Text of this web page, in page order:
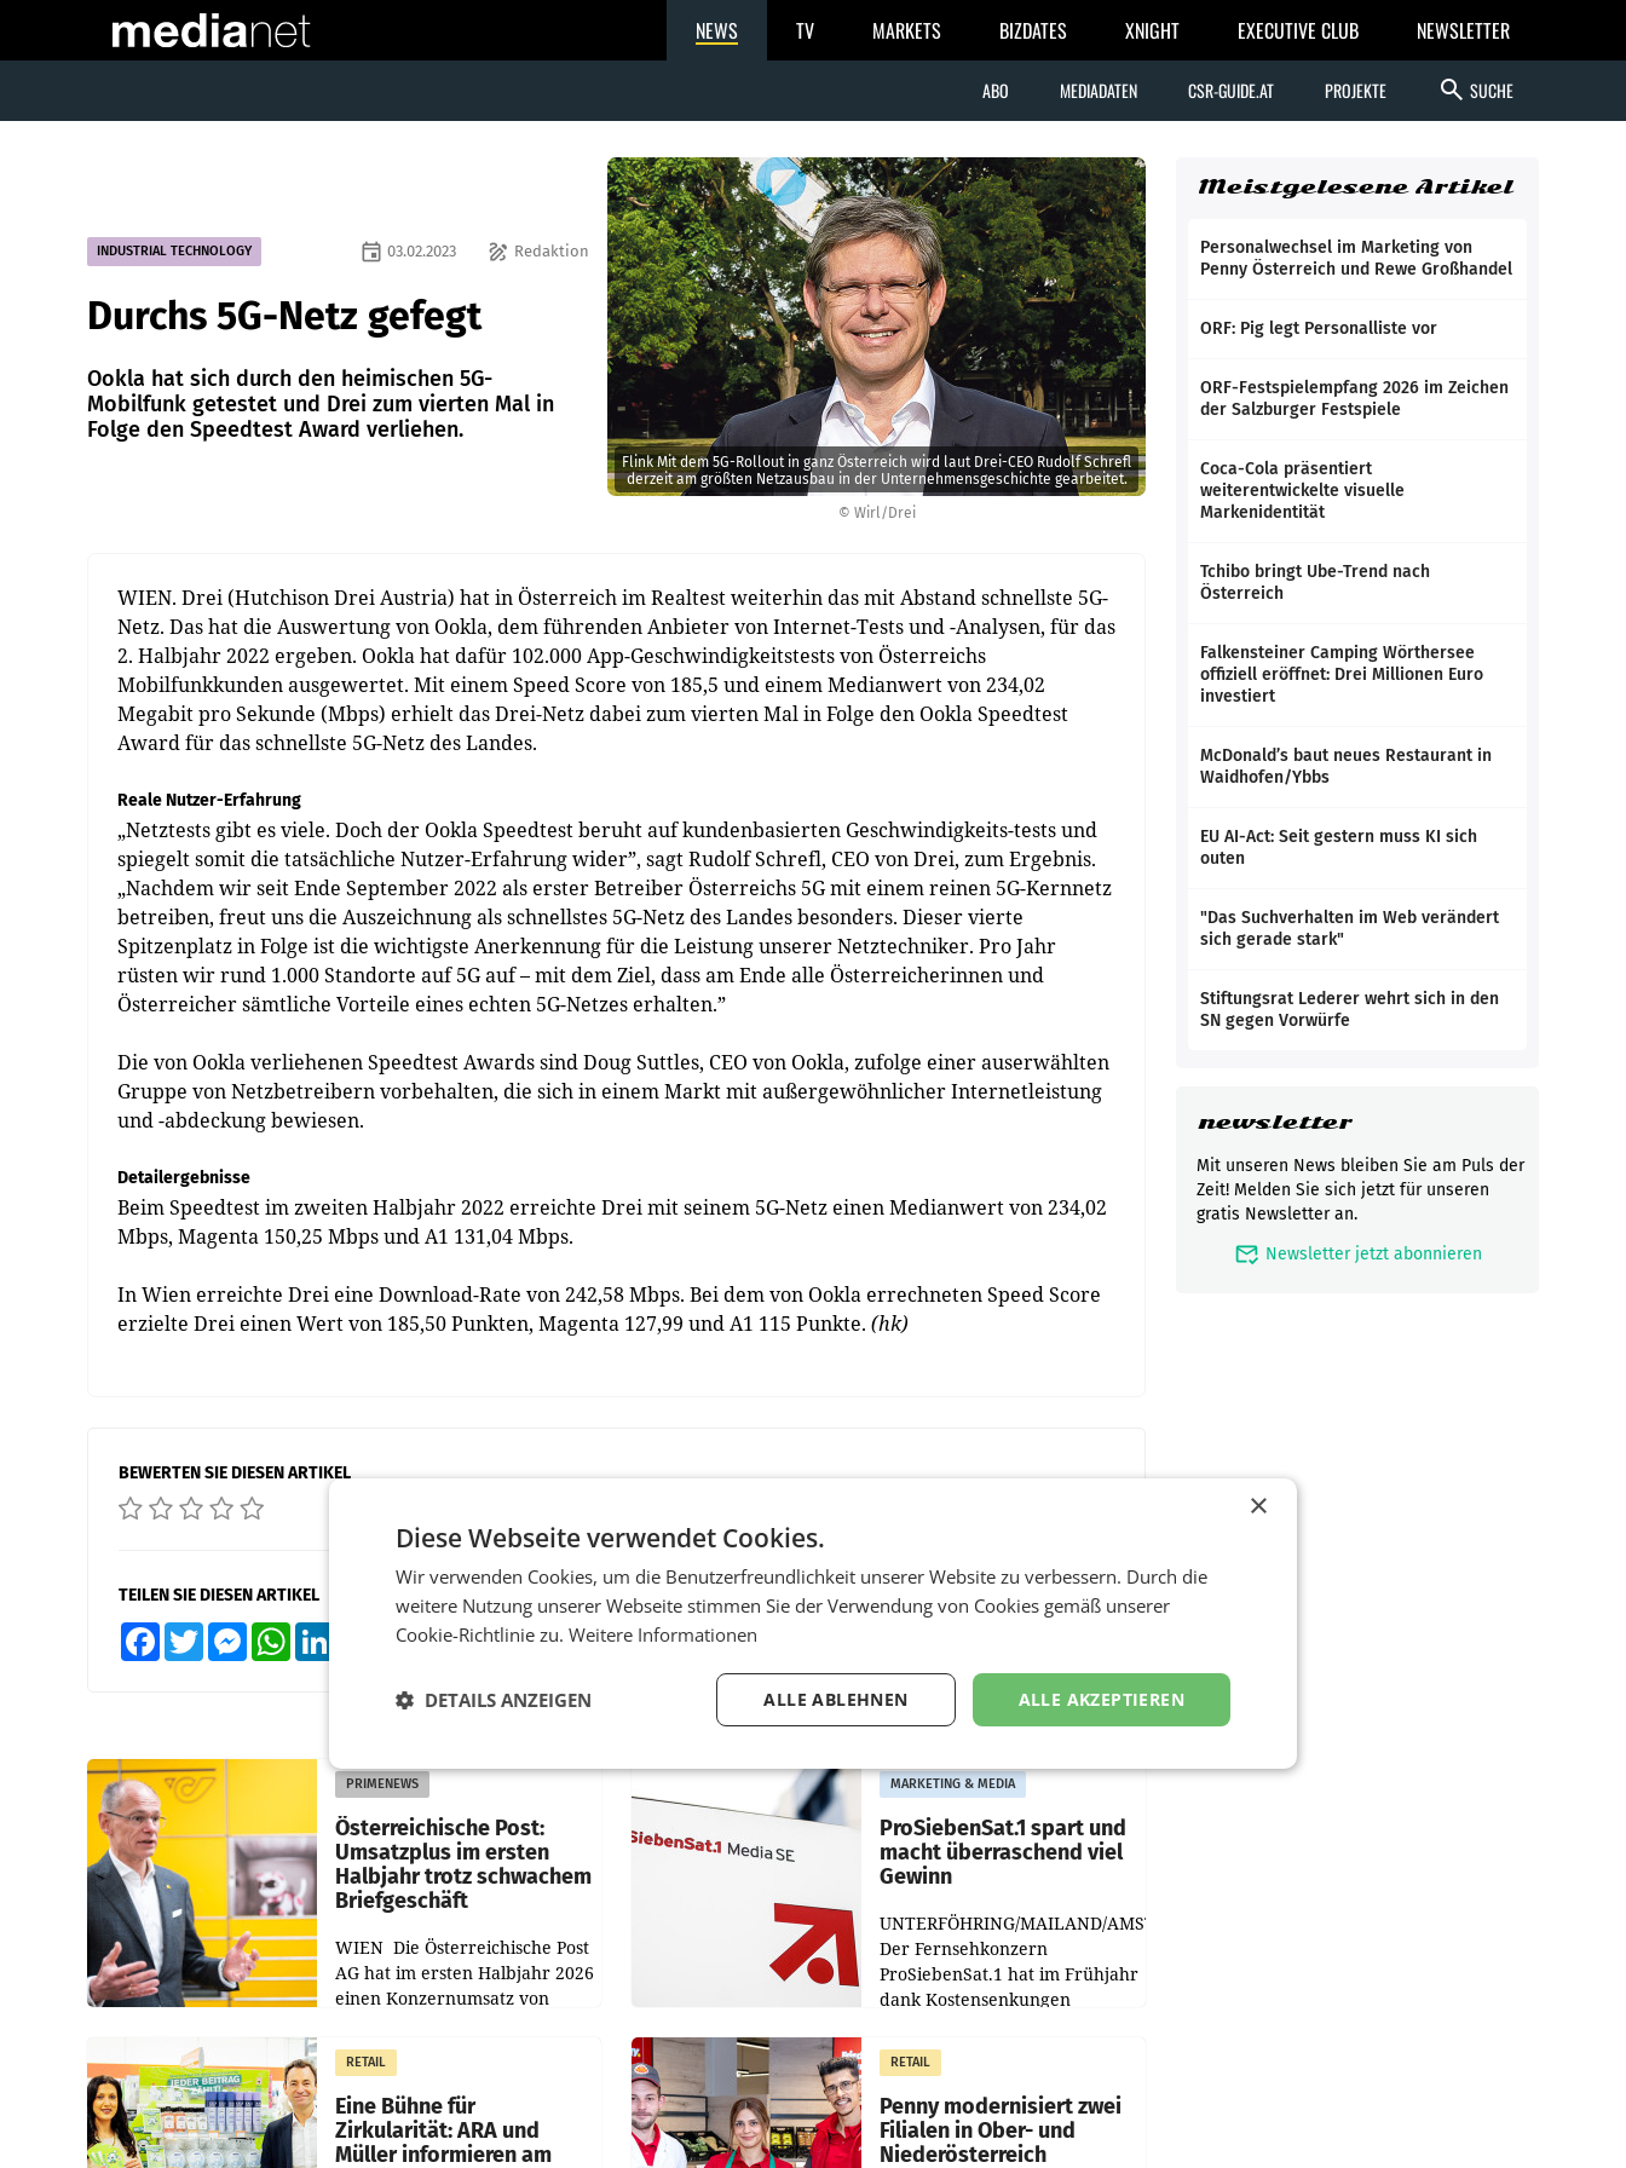
NEWS TV MARKETS BIZDATES XNIGHT EXECUTIVE CLUB NEWSLETTER
ABO MEDIADATEN CSR-GUIDE.AT PROJEKTE search SUCHE
© Wirl/Drei
Flink Mit dem 5G-Rollout in ganz Österreich wird laut Drei-CEO Rudolf Schrefl
derzeit am größten Netzausbau in der Unternehmensgeschichte gearbeitet.
INDUSTRIAL TECHNOLOGY draw Redaktion
event 03.02.2023
Durchs 5G-Netz gefegt
Ookla hat sich durch den heimischen 5G-
Mobilfunk getestet und Drei zum vierten Mal in
Folge den Speedtest Award verliehen.
WIEN. Drei (Hutchison Drei Austria) hat in Österreich im Realtest weiterhin das mit Abstand schnellste 5G-
Netz. Das hat die Auswertung von Ookla, dem führenden Anbieter von Internet-Tests und -Analysen, für das
2. Halbjahr 2022 ergeben. Ookla hat dafür 102.000 App-Geschwindigkeitstests von Österreichs
Mobilfunkkunden ausgewertet. Mit einem Speed Score von 185,5 und einem Medianwert von 234,02
Megabit pro Sekunde (Mbps) erhielt das Drei-Netz dabei zum vierten Mal in Folge den Ookla Speedtest
Award für das schnellste 5G-Netz des Landes.
Reale Nutzer-Erfahrung
„Netztests gibt es viele. Doch der Ookla Speedtest beruht auf kundenbasierten Geschwindigkeits-tests und
spiegelt somit die tatsächliche Nutzer-Erfahrung wider”, sagt Rudolf Schrefl, CEO von Drei, zum Ergebnis.
„Nachdem wir seit Ende September 2022 als erster Betreiber Österreichs 5G mit einem reinen 5G-Kernnetz
betreiben, freut uns die Auszeichnung als schnellstes 5G-Netz des Landes besonders. Dieser vierte
Spitzenplatz in Folge ist die wichtigste Anerkennung für die Leistung unserer Netztechniker. Pro Jahr
rüsten wir rund 1.000 Standorte auf 5G auf – mit dem Ziel, dass am Ende alle Österreicherinnen und
Österreicher sämtliche Vorteile eines echten 5G-Netzes erhalten.”
Die von Ookla verliehenen Speedtest Awards sind Doug Suttles, CEO von Ookla, zufolge einer auserwählten
Gruppe von Netzbetreibern vorbehalten, die sich in einem Markt mit außergewöhnlicher Internetleistung
und -abdeckung bewiesen.
Detailergebnisse
Beim Speedtest im zweiten Halbjahr 2022 erreichte Drei mit seinem 5G-Netz einen Medianwert von 234,02
Mbps, Magenta 150,25 Mbps und A1 131,04 Mbps.
In Wien erreichte Drei eine Download-Rate von 242,58 Mbps. Bei dem von Ookla errechneten Speed Score
erzielte Drei einen Wert von 185,50 Punkten, Magenta 127,99 und A1 115 Punkte. (hk)
BEWERTEN SIE DIESEN ARTIKEL
TEILEN SIE DIESEN ARTIKEL
FacebookTwitter MessengerWhatsApp XING Teilen
PRIMENEWS
Österreichische Post:
Umsatzplus im ersten
Halbjahr trotz schwachem
Briefgeschäft
WIEN Die Österreichische Post
AG hat im ersten Halbjahr 2026
einen Konzernumsatz von
erwirtschaftet, was einem Plus
von 3,8 Prozent gegenüber
dem Vergleichszeitraum
MARKETING & MEDIA
ProSiebenSat.1 spart und
macht überraschend viel
Gewinn
UNTERFÖHRING/MAILAND/AMSTERDAM.
Der Fernsehkonzern
ProSiebenSat.1 hat im Frühjahr
dank Kostensenkungen
gemacht und die
Markterwartung deutlich
übertroffen.
RETAIL
Eine Bühne für
Zirkularität: ARA und
Müller informieren am
RETAIL
Penny modernisiert zwei
Filialen in Ober- und
Niederösterreich
Meistgelesene Artikel
Personalwechsel im Marketing von
Penny Österreich und Rewe Großhandel
ORF: Pig legt Personalliste vor
ORF-Festspielempfang 2026 im Zeichen
der Salzburger Festspiele
Coca-Cola präsentiert
weiterentwickelte visuelle
Markenidentität
Tchibo bringt Ube-Trend nach
Österreich
Falkensteiner Camping Wörthersee
offiziell eröffnet: Drei Millionen Euro
investiert
McDonald’s baut neues Restaurant in
Waidhofen/Ybbs
EU AI-Act: Seit gestern muss KI sich
outen
"Das Suchverhalten im Web verändert
sich gerade stark"
Stiftungsrat Lederer wehrt sich in den
SN gegen Vorwürfe
newsletter
Mit unseren News bleiben Sie am Puls der
Zeit! Melden Sie sich jetzt für unseren
gratis Newsletter an.
mark_email_read Newsletter jetzt abonnieren
×
Diese Webseite verwendet Cookies.
Wir verwenden Cookies, um die Benutzerfreundlichkeit unserer Website zu verbessern. Durch die
weitere Nutzung unserer Webseite stimmen Sie der Verwendung von Cookies gemäß unserer
Cookie-Richtlinie zu. Weitere Informationen
ALLE AKZEPTIEREN
ALLE ABLEHNEN
DETAILS ANZEIGEN